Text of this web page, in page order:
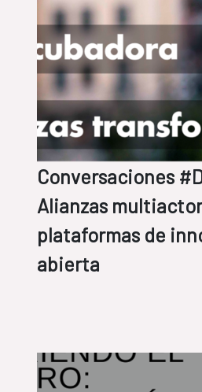
Conversaciones
Alianzas
plataformas de
abierta